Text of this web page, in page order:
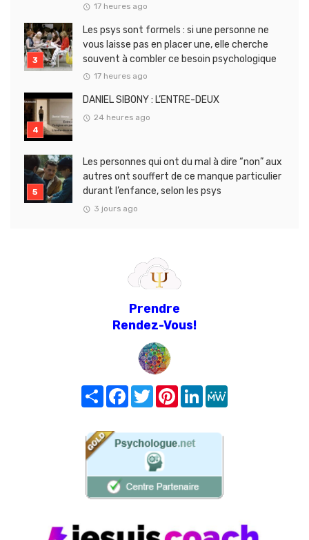
17 heures ago
Les psys sont formels : si une personne ne
vous laisse pas en placer une, elle cherche
souvent à combler ce besoin psychologique
17 heures ago
DANIEL SIBONY : L’ENTRE-DEUX
24 heures ago
Les personnes qui ont du mal à dire “non” aux
autres ont souffert de ce manque particulier
durant l’enfance, selon les psys
3 jours ago
Prendre
Rendez-Vous!
Share FacebookTwitterPinterest
LinkedIn